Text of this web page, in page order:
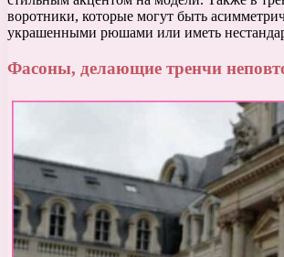
воротники, которые могут быть
украшенными рюшами или иметь
Фасоны, делающие тренчи